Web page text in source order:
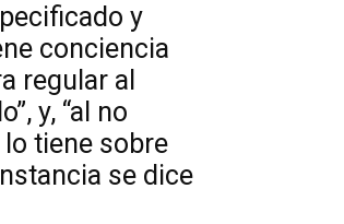
y
conciencia
regular al
y, “al no
tiene sobre
se dice